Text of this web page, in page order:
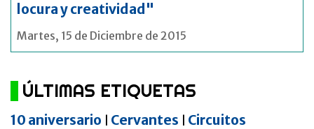
locura y creatividad"
Martes, 15 de Diciembre de 2015
ÚLTIMAS ETIQUETAS
10 aniversario Cervantes
Circuitos